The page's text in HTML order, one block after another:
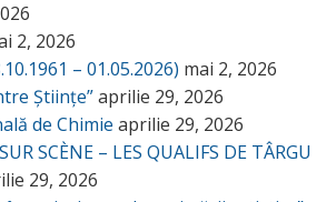
2, 2026
– 01.05.2026) mai 2, 2026
Științe”aprilie 29, 2026
de Chimie aprilie 29, 2026
SCÈNE – LES QUALIFS DE TÂRGU
29, 2026